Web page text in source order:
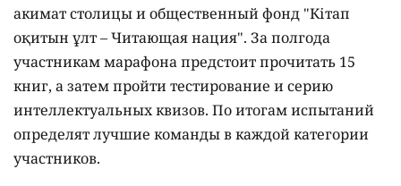
акимат столицы и общественный фонд "Кітап
оқитын ұлт – Читающая нация". За полгода
участникам марафона предстоит прочитать 15
книг, а затем пройти тестирование и серию
интеллектуальных квизов. По итогам испытаний
определят лучшие команды в каждой категории
участников.